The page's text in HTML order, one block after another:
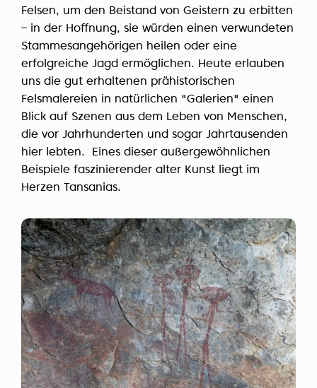
Felsen, um den Beistand von Geistern zu erbitten
– in der Hoffnung, sie würden einen verwundeten
Stammesangehörigen heilen oder eine
erfolgreiche Jagd ermöglichen. Heute erlauben
uns die gut erhaltenen prähistorischen
Felsmalereien in natürlichen "Galerien" einen
Blick auf Szenen aus dem Leben von Menschen,
die vor Jahrhunderten und sogar Jahrtausenden
hier lebten. Eines dieser außergewöhnlichen
Beispiele faszinierender alter Kunst liegt im
Herzen Tansanias.